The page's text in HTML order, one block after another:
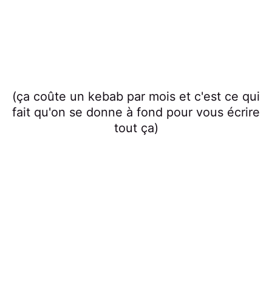
(ça coûte un kebab par mois et c'est ce qui
fait qu'on se donne à fond pour vous écrire
tout ça)